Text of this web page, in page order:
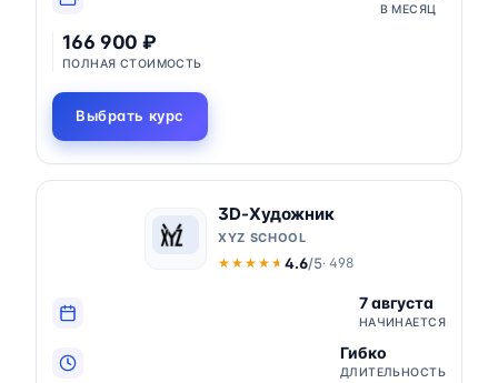
В МЕСЯЦ
166 900 ₽
ПОЛНАЯ СТОИМОСТЬ
Выбрать курс
3D-Художник
XYZ SCHOOL
★★★★★
★★★★★ 4.6/5· 498
7 августа
НАЧИНАЕТСЯ
Гибко
ДЛИТЕЛЬНОСТЬ